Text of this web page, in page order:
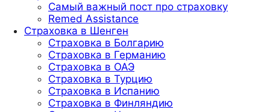
Самый важный пост про страховку
Remed Assistance
Страховка в Шенген
Страховка в Болгарию
Страховка в Германию
Страховка в ОАЭ
Страховка в Турцию
Страховка в Испанию
Страховка в Финляндию